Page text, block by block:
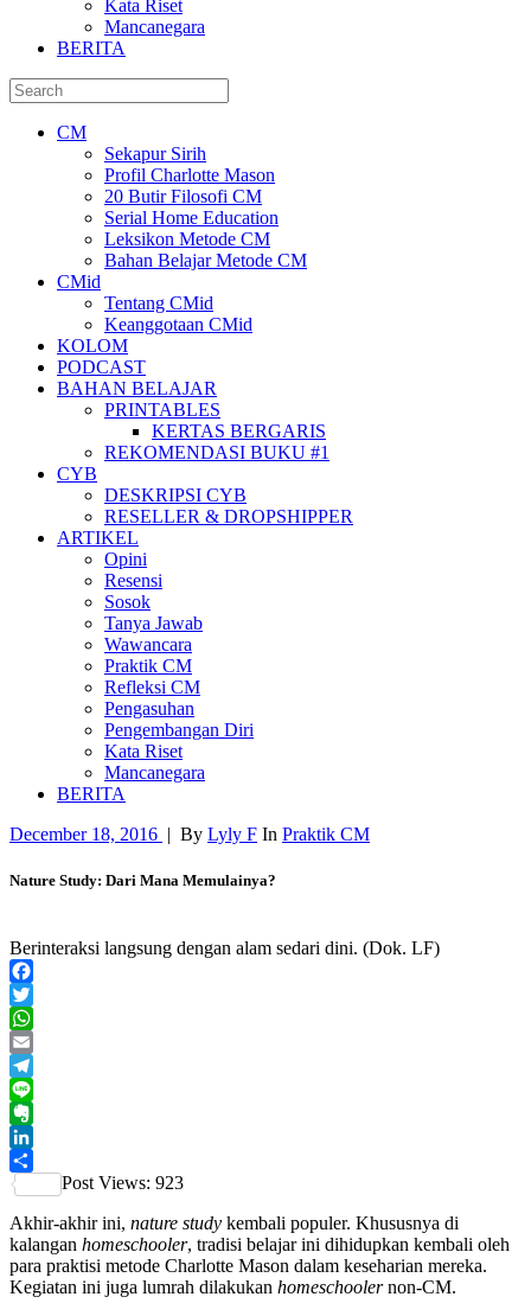
Kata Riset
Mancanegara
BERITA
CM
Sekapur Sirih
Profil Charlotte Mason
20 Butir Filosofi CM
Serial Home Education
Leksikon Metode CM
Bahan Belajar Metode CM
CMid
Tentang CMid
Keanggotaan CMid
KOLOM
PODCAST
BAHAN BELAJAR
PRINTABLES
KERTAS BERGARIS
REKOMENDASI BUKU #1
CYB
DESKRIPSI CYB
RESELLER & DROPSHIPPER
ARTIKEL
Opini
Resensi
Sosok
Tanya Jawab
Wawancara
Praktik CM
Refleksi CM
Pengasuhan
Pengembangan Diri
Kata Riset
Mancanegara
BERITA
December 18, 2016 | By Lyly F In Praktik CM
Nature Study: Dari Mana Memulainya?
Berinteraksi langsung dengan alam sedari dini. (Dok. LF)
Facebook
Twitter
WhatsApp
Email
Telegram
Line
Evernote
LinkedIn
Share
Post Views: 923
Akhir-akhir ini, nature study kembali populer. Khususnya di
kalangan homeschooler, tradisi belajar ini dihidupkan kembali oleh
para praktisi metode Charlotte Mason dalam keseharian mereka.
Kegiatan ini juga lumrah dilakukan homeschoolernon-CM.